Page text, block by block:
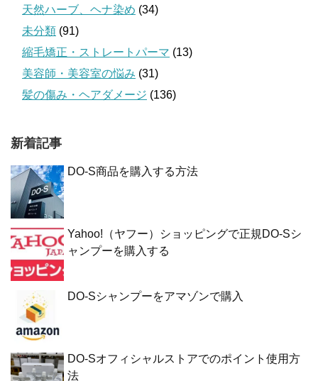
天然ハーブ、ヘナ染め (34)
未分類 (91)
縮毛矯正・ストレートパーマ (13)
美容師・美容室の悩み (31)
髪の傷み・ヘアダメージ (136)
新着記事
DO-S商品を購入する方法
Yahoo!（ヤフー）ショッピングで正規DO-Sシ
ャンプーを購入する
DO-Sシャンプーをアマゾンで購入
DO-Sオフィシャルストアでのポイント使用方
法